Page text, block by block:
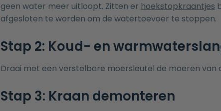
geen water meer uitloopt. Zitten er hoekstopkraantjes
afgesloten te worden om de watertoevoer te stoppen.
Stap 2: Koud- en
Draai met een verstelbare moersleutel de moeren
Stap 3: Kraan demonteren